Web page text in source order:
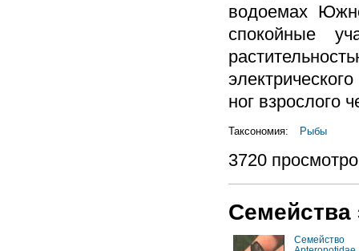
водоемах
спокойные
ног взрослого
Таксономия: Рыбы
3720
Семейства
Семейство